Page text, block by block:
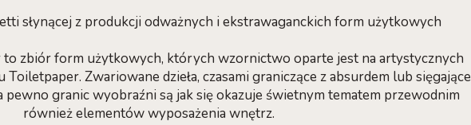
słynącej z produkcji odważnych i ekstrawaganckich form użytkowych
to zbiór form użytkowych, których wzornictwo oparte jest na artystycznych
Zwariowane dzieła, czasami graniczące z absurdem lub sięgające
pewno granic wyobraźni są jak się okazuje świetnym tematem przewodnim
również elementów wyposażenia wnętrz.